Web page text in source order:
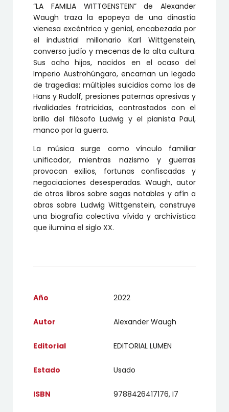
“LA FAMILIA WITTGENSTEIN” de Alexander
Waugh traza la epopeya de una dinastía
vienesa excéntrica y genial, encabezada por
el industrial millonario Karl Wittgenstein,
converso judío y mecenas de la alta cultura.
Sus ocho hijos, nacidos en el ocaso del
Imperio Austrohúngaro, encarnan un legado
de tragedias: múltiples suicidios como los de
Hans y Rudolf, presiones paternas opresivas y
rivalidades fratricidas, contrastados con el
brillo del filósofo Ludwig y el pianista Paul,
manco por la guerra.
La música surge como vínculo familiar
unificador, mientras nazismo y guerras
provocan exilios, fortunas confiscadas y
negociaciones desesperadas. Waugh, autor
de otros libros sobre sagas notables y afín a
obras sobre Ludwig Wittgenstein, construye
una biografía colectiva vívida y archivística
que ilumina el siglo XX.
Año 2022
Autor Alexander Waugh
Editorial EDITORIAL LUMEN
Estado Usado
ISBN 9788426417176, I7